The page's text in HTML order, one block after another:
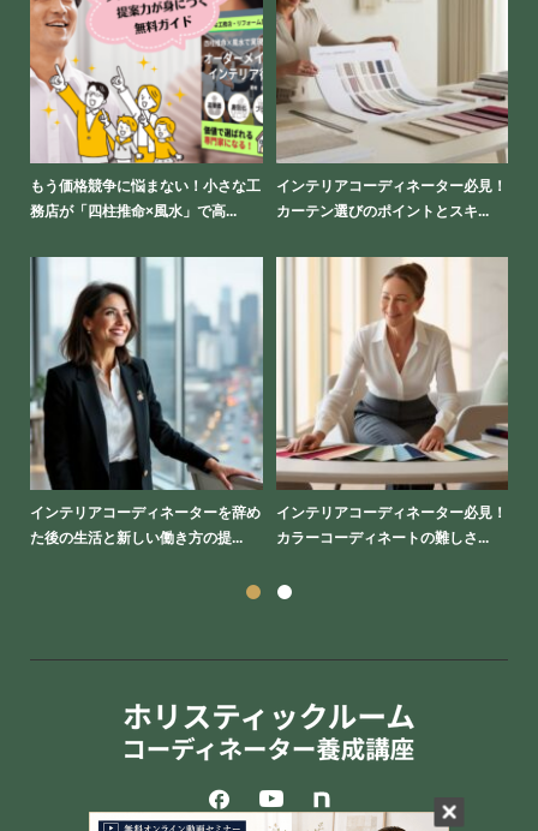
もう価格競争に悩まない！小さな工
務店が「四柱推命×風水」で高...
インテリアコーディネーター必見！
カーテン選びのポイントとスキ...
インテリアコーディネーターを辞め
た後の生活と新しい働き方の提...
インテリアコーディネーター必見！
カラーコーディネートの難しさ...